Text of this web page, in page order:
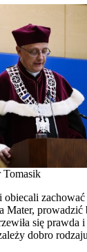
obiecali
Mater,
się prawda i
dobro